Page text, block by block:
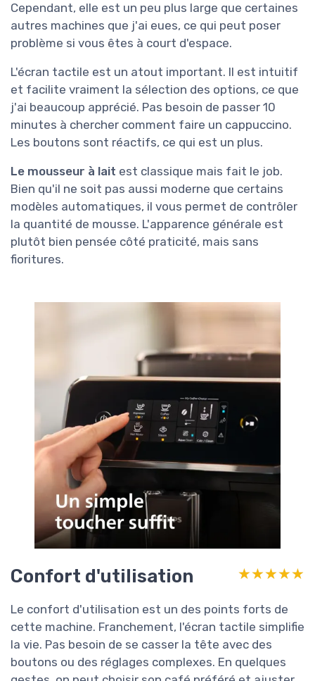
Cependant, elle est un peu plus large que certaines
autres machines que j'ai eues, ce qui peut poser
problème si vous êtes à court d'espace.
L'écran tactile est un atout important. Il est intuitif
et facilite vraiment la sélection des options, ce que
j'ai beaucoup apprécié. Pas besoin de passer 10
minutes à chercher comment faire un cappuccino.
Les boutons sont réactifs, ce qui est un plus.
Le mousseur à lait est classique mais fait le job.
Bien qu'il ne soit pas aussi moderne que certains
modèles automatiques, il vous permet de contrôler
la quantité de mousse. L'apparence générale est
plutôt bien pensée côté praticité, mais sans
fioritures.
Confort d'utilisation ★★★★★
★★★★★
Le confort d'utilisation est un des points forts de
cette machine. Franchement, l'écran tactile simplifie
la vie. Pas besoin de se casser la tête avec des
boutons ou des réglages complexes. En quelques